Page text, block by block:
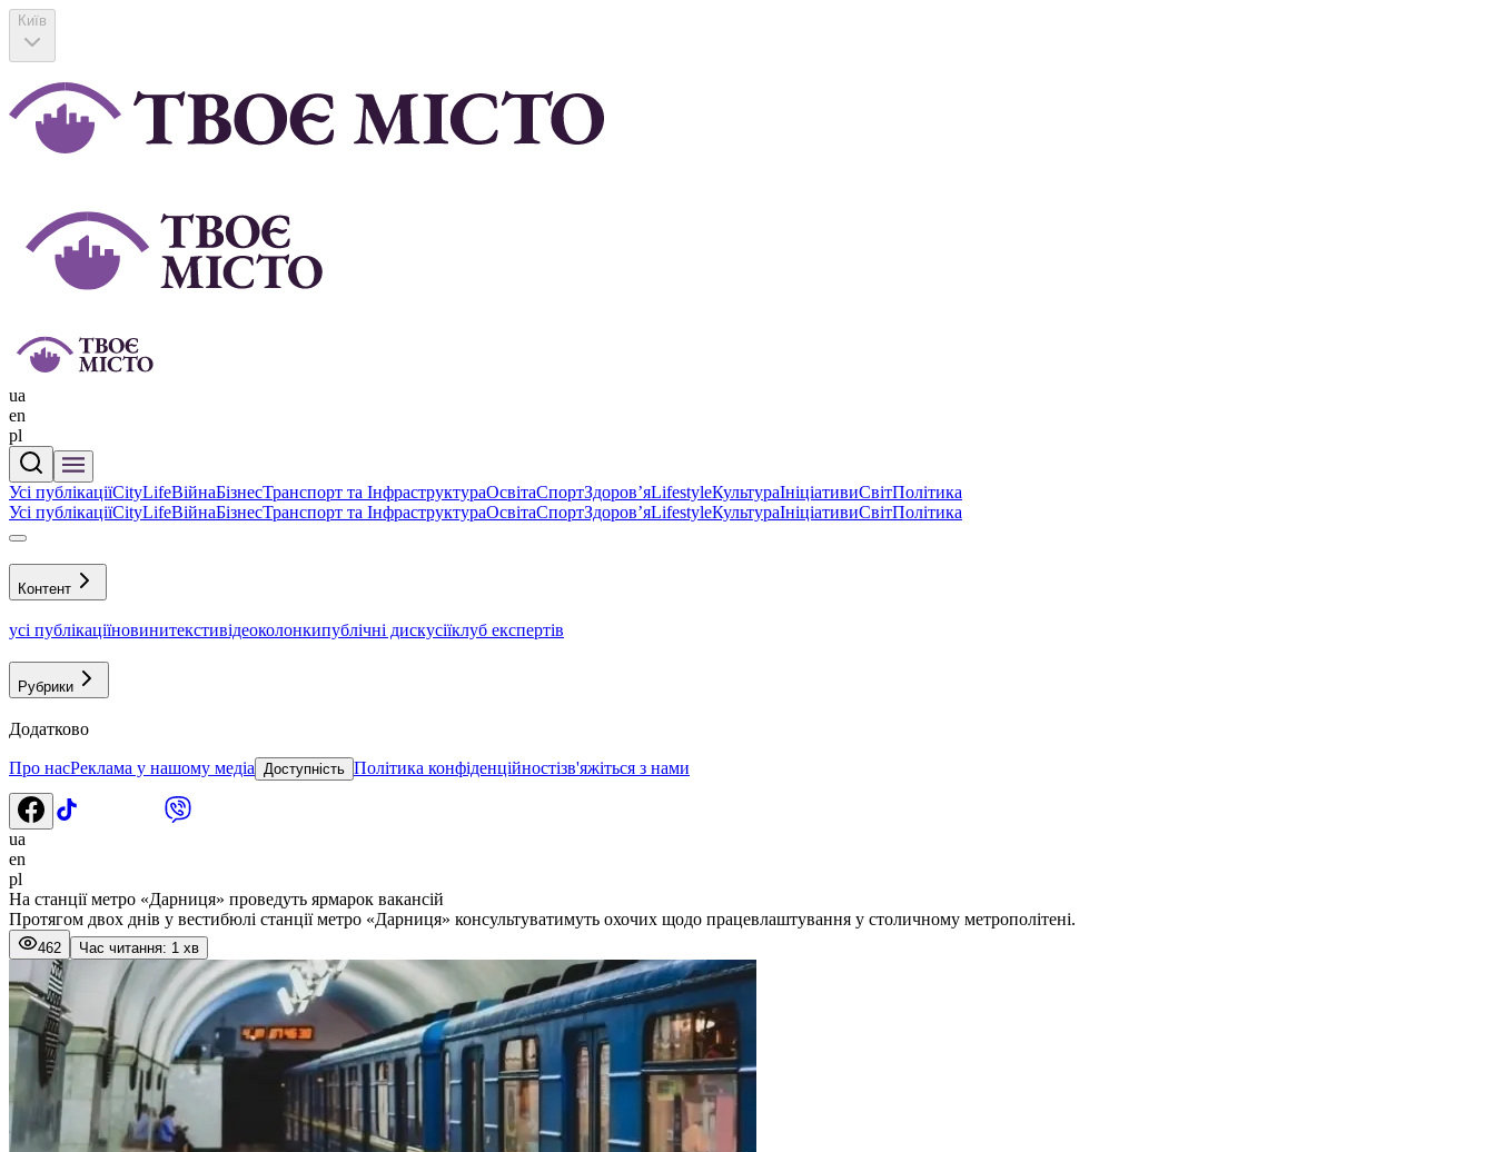
Київ
ua
en
pl
Усі публікаціїCityLifeВійнаБізнесТранспорт та ІнфраструктураОсвітаСпортЗдоровʼяLifestyleКультураІніціативиСвітПолітика
Усі публікаціїCityLifeВійнаБізнесТранспорт та ІнфраструктураОсвітаСпортЗдоровʼяLifestyleКультураІніціативиСвітПолітика
Контент
усі публікаціїновинитекстивідеоколонкипублічні дискусіїклуб експертів
Рубрики
Додатково
Про насРеклама у нашому медіа Доступність Політика конфіденційностізв'яжіться з нами
ua
en
pl
На станції метро «Дарниця» проведуть ярмарок вакансій
Протягом двох днів у вестибюлі станції метро «Дарниця» консультуватимуть охочих щодо працевлаштування у столичному метрополітені.
462 Час читання: 1 хв